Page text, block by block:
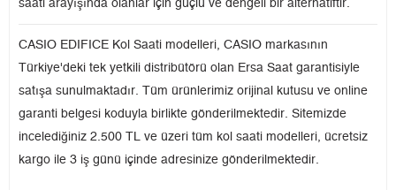
saati arayışında olanlar için güçlü ve dengeli bir alternatiftir.
CASIO EDIFICE Kol Saati modelleri, CASIO markasının
Türkiye'deki tek yetkili distribütörü olan Ersa Saat garantisiyle
satışa sunulmaktadır. Tüm ürünlerimiz orijinal kutusu ve online
garanti belgesi koduyla birlikte gönderilmektedir. Sitemizde
incelediğiniz 2.500 TL ve üzeri tüm kol saati modelleri, ücretsiz
kargo ile 3 iş günü içinde adresinize gönderilmektedir.